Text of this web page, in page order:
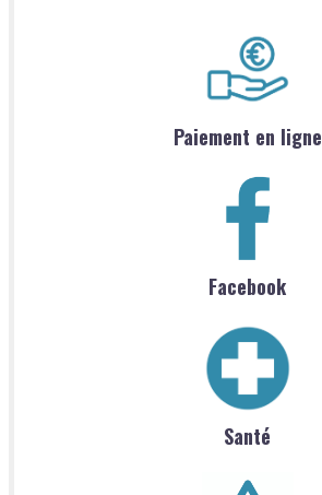
Paiement en ligne
Facebook
Santé